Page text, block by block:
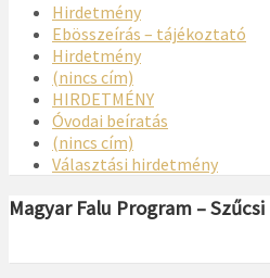
Hirdetmény
Ebösszeírás – tájékoztató
Hirdetmény
(nincs cím)
HIRDETMÉNY
Óvodai beíratás
(nincs cím)
Választási hirdetmény
Magyar Falu Program –